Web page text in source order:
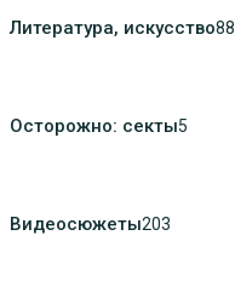
Литература, искуcство88
Осторожно: секты5
Видеосюжеты203